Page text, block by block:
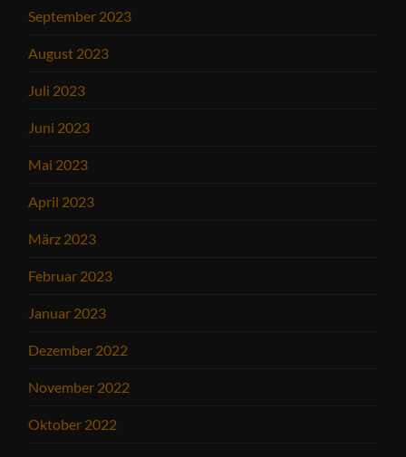
September 2023
August 2023
Juli 2023
Juni 2023
Mai 2023
April 2023
März 2023
Februar 2023
Januar 2023
Dezember 2022
November 2022
Oktober 2022